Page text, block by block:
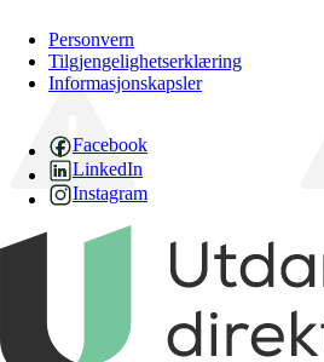
Personvern
Tilgjengelighetserklæring
Informasjonskapsler
Facebook
LinkedIn
Instagram